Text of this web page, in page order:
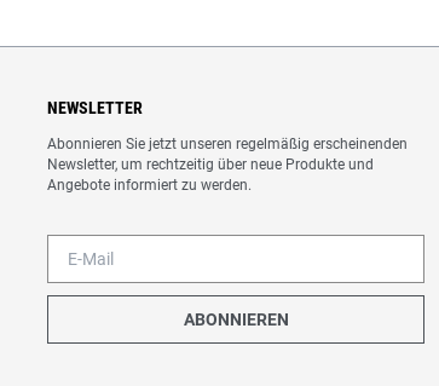
NEWSLETTER
Abonnieren Sie jetzt unseren regelmäßig erscheinenden
Newsletter, um rechtzeitig über neue Produkte und
Angebote informiert zu werden.
ABONNIEREN